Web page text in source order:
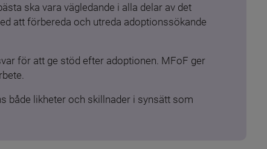
ska vara vägledande i alla delar av det
att förbereda och utreda adoptionssökande
för att ge stöd efter adoptionen. MFoF ger
både likheter och skillnader i synsätt som